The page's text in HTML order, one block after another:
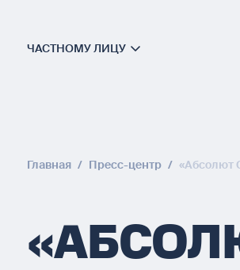
ЧАСТНОМУ ЛИЦУ
Главная / Пресс-центр / «Абсолют